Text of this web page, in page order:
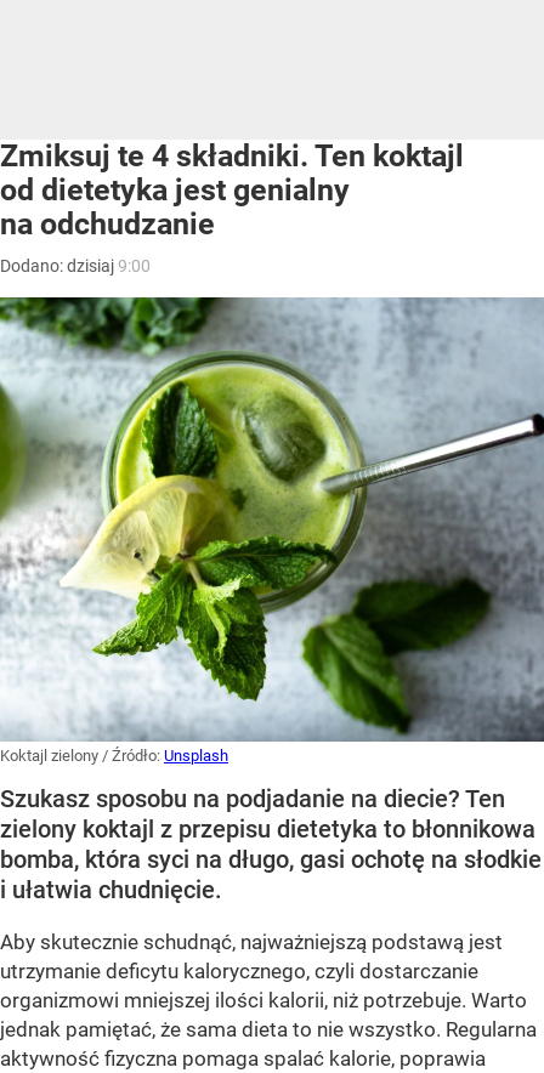
Zmiksuj te 4 składniki. Ten koktajl
od dietetyka jest genialny
na odchudzanie
Dodano:dzisiaj9:00
Koktajl zielony / Źródło: Unsplash
Szukasz sposobu na podjadanie na diecie? Ten
zielony koktajl z przepisu dietetyka to błonnikowa
bomba, która syci na długo, gasi ochotę na słodkie
i ułatwia chudnięcie.
Aby skutecznie schudnąć, najważniejszą podstawą jest
utrzymanie deficytu kalorycznego, czyli dostarczanie
organizmowi mniejszej ilości kalorii, niż potrzebuje. Warto
jednak pamiętać, że sama dieta to nie wszystko. Regularna
aktywność fizyczna pomaga spalać kalorie, poprawia